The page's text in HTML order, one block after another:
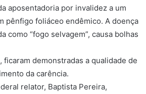
aposentadoria por invalidez a um
pênfigo foliáceo endêmico. A doença
como “fogo selvagem”, causa bolhas
ficaram demonstradas a qualidade de
da carência.
relator, Baptista Pereira,